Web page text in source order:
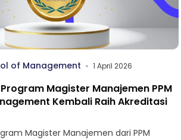
of Management 1 April 2026
Magister Manajemen PPM
Kembali Raih Akreditasi
Magister Manajemen dari PPM